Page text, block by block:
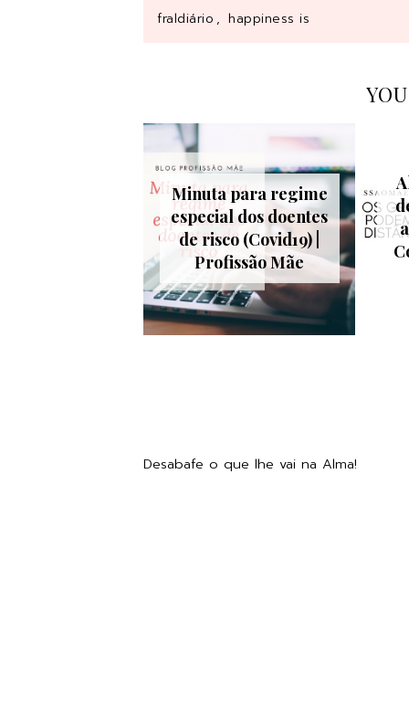
fraldiário, happiness is
Minuta para regime
especial dos doentes
de risco (Covid19) |
Profissão Mãe
Desabafe o que lhe vai na Alma!